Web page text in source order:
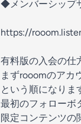
◆メンバーシップ
https://
有料版の入会の仕
まずrooomのア
という順になりま
最初のフォローボ
限定コンテンツの